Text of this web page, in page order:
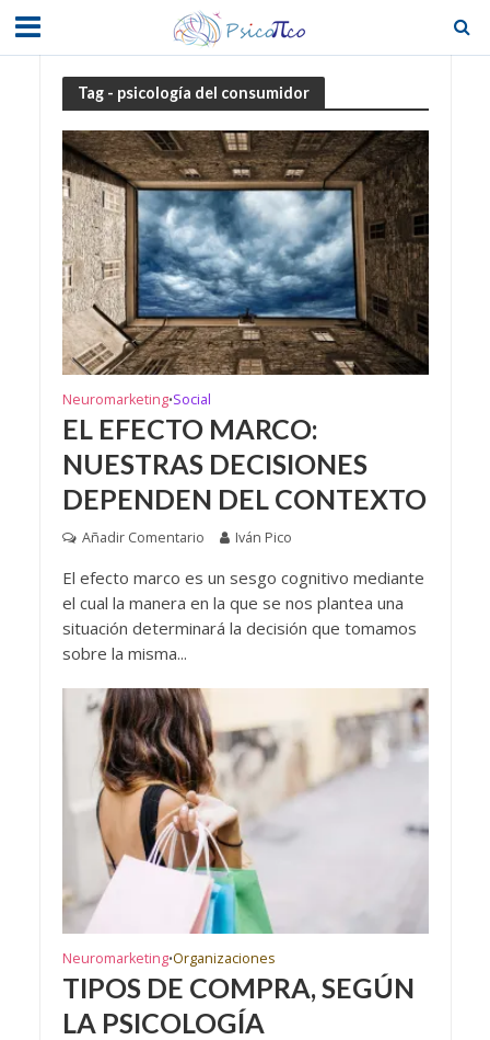
Tag - psicología del consumidor
Neuromarketing•Social
EL EFECTO MARCO:
NUESTRAS DECISIONES
DEPENDEN DEL CONTEXTO
Añadir Comentario Iván Pico
El efecto marco es un sesgo cognitivo mediante
el cual la manera en la que se nos plantea una
situación determinará la decisión que tomamos
sobre la misma...
Neuromarketing•Organizaciones
TIPOS DE COMPRA, SEGÚN
LA PSICOLOGÍA